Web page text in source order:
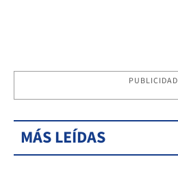
PUBLICIDAD
MÁS LEÍDAS